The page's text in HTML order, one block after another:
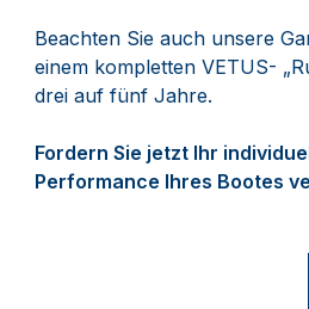
Beachten Sie auch unsere
einem kompletten VETUS-
drei auf fünf Jahre.
Fordern Sie jetzt Ihr
Performance Ihres Bootes